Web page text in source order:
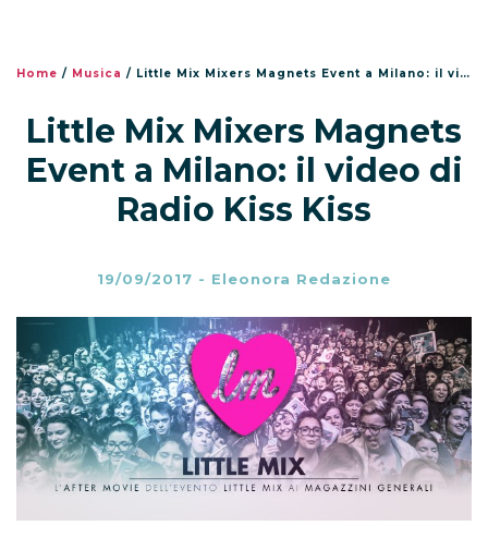
Home / Musica / Little Mix Mixers Magnets Event a Milano: il video di Radio Kiss Kiss
Little Mix Mixers Magnets
Event a Milano: il video di
Radio Kiss Kiss
19/09/2017 - Eleonora Redazione